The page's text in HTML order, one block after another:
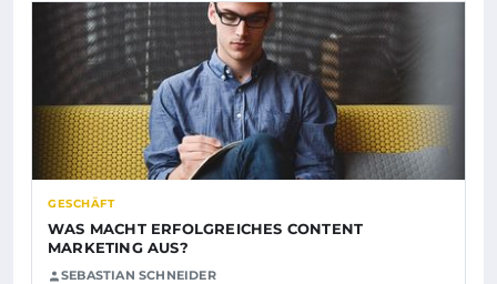
GESCHÄFT
WAS MACHT ERFOLGREICHES CONTENT
MARKETING AUS?
SEBASTIAN SCHNEIDER